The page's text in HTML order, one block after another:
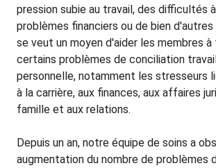
pression subie au travail, des difficultés
problèmes financiers ou de bien d'autres
se veut un moyen d'aider les membres
certains problèmes de conciliation
personnelle, notamment les stresseurs
à la carrière, aux finances, aux affaires
famille et aux relations.
Depuis un an, notre équipe de soins a
augmentation du nombre de problèmes